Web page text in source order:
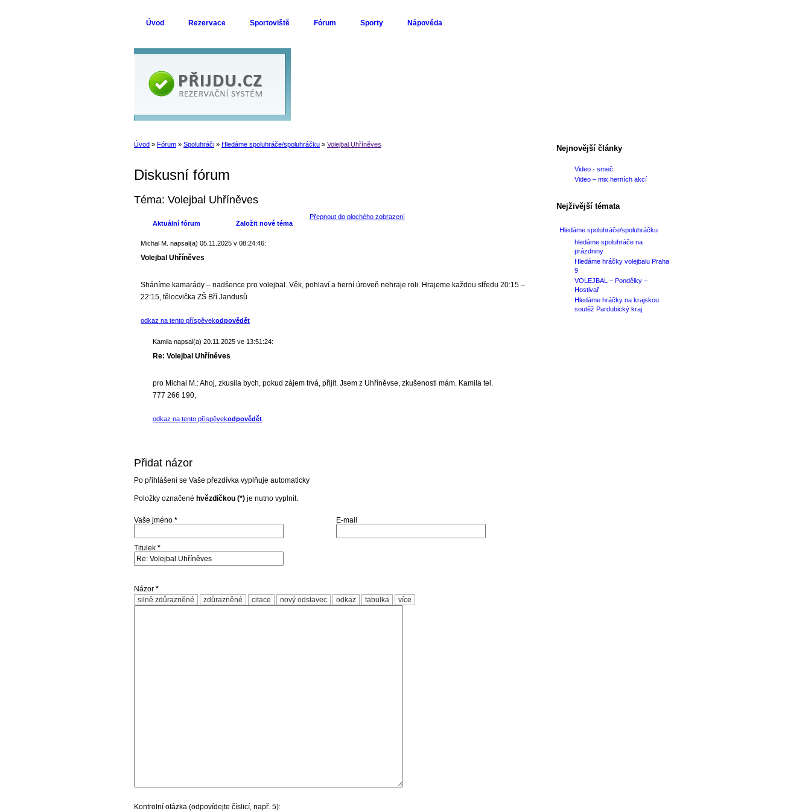
Úvod » Fórum » Spoluhráči » Hledáme spoluhráče/spoluhráčku » Volejbal Uhříněves
Diskusní fórum
Téma: Volejbal Uhříněves
Aktuální fórum Založit nové téma
Přepnout do plochého zobrazení
Michal M. napsal(a) 05.11.2025 v 08:24:46:
Volejbal Uhříněves
Sháníme kamarády – nadšence pro volejbal. Věk, pohlaví a herní úroveň nehraje roli. Hrajeme každou středu 20:15 –
22:15, tělocvička ZŠ Bří Jandusů
odkaz na tento příspěvekodpovědět
Kamila napsal(a) 20.11.2025 ve 13:51:24:
Re: Volejbal Uhříněves
pro Michal M.: Ahoj, zkusila bych, pokud zájem trvá, přijít. Jsem z Uhříněvse, zkušenosti mám. Kamila tel.
777 266 190,
odkaz na tento příspěvekodpovědět
Přidat názor
Po přihlášení se Vaše přezdívka vyplňuje automaticky
Položky označené hvězdičkou (*) je nutno vyplnit.
Vaše jméno * E-mail
Titulek *
Názor *
silně zdůrazněné
zdůrazněné citace nový odstavec odkaz tabulka více
Kontrolní otázka (odpovídejte číslicí, např. 5):
Nejnovější články
Video - smeč
Video – mix herních akcí
Nejživější témata
Hledáme spoluhráče/spoluhráčku
hledáme spoluhráče na
prázdniny
Hledáme hráčky volejbalu Praha
9
VOLEJBAL – Pondělky –
Hostivař
Hledáme hráčky na krajskou
soutěž Pardubický kraj
Úvod Rezervace Sportoviště Fórum Sporty Nápověda